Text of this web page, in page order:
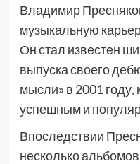
Владимир
музыкальную
Он стал известен
выпуска своего
мысли» в 2001
успешным и
Впоследствии
несколько